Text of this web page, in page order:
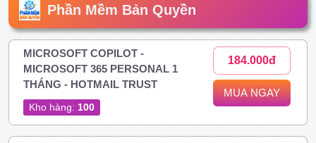
Phần Mềm Bản Quyền
MICROSOFT COPILOT -
MICROSOFT 365 PERSONAL 1
THÁNG - HOTMAIL TRUST
Kho hàng: 100
184.000đ
MUA NGAY